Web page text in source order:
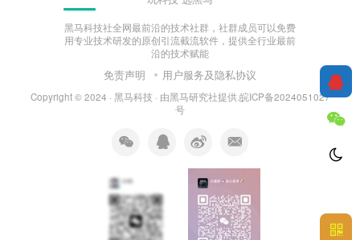
黑马科技社全网最前沿的技术社群，社群成员可以免费
用专业技术研发的原创引流截流软件，提供全行业最前
沿的技术赋能
免责声明 用户服务及隐私协议
Copyright © 2024 · 黑马科技 · 由黑马研究社提供.皖ICP备2024051027
号